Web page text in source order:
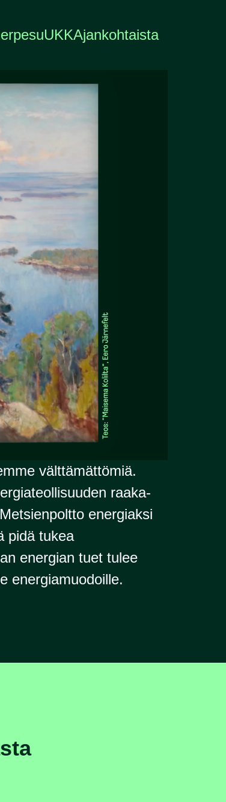
UKKAjankohtaista
välttämättömiä.
raaka-
energiaksi
pidä tukea
energian tuet tulee
energiamuodoille.